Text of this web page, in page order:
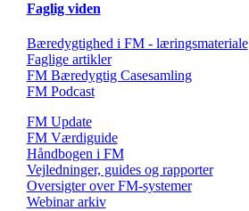
Faglig viden
Bæredygtighed i FM - læringsmateriale
Faglige artikler
FM Bæredygtig Casesamling
FM Podcast
FM Update
FM Værdiguide
Håndbogen i FM
Vejledninger, guides og rapporter
Oversigter over FM-systemer
Webinar arkiv